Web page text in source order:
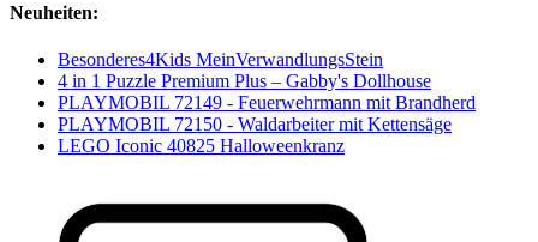
Neuheiten:
Besonderes4Kids MeinVerwandlungsStein
4 in 1 Puzzle Premium Plus – Gabby's Dollhouse
PLAYMOBIL 72149 - Feuerwehrmann mit Brandherd
PLAYMOBIL 72150 - Waldarbeiter mit Kettensäge
LEGO Iconic 40825 Halloweenkranz